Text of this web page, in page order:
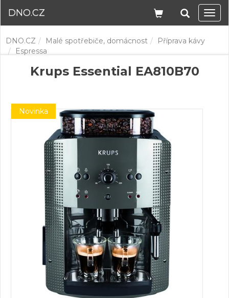
DNO.CZ
DNO.CZ Malé spotřebiče, domácnost
Příprava kávy
Espressa
Krups Essential EA810B70
Novinka